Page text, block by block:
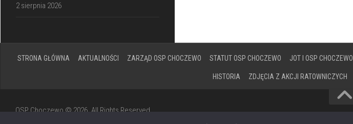
2 sierpnia 2026
STRONA GŁÓWNA AKTUALNOŚCI ZARZĄD OSP CHOCZEWO STATUT OSP CHOCZEWO JOT I OSP CHOCZEWO
HISTORIA ZDJĘCIA Z AKCJI RATOWNICZYCH
OSP Choczewo © 2026. All Rights Reserved.